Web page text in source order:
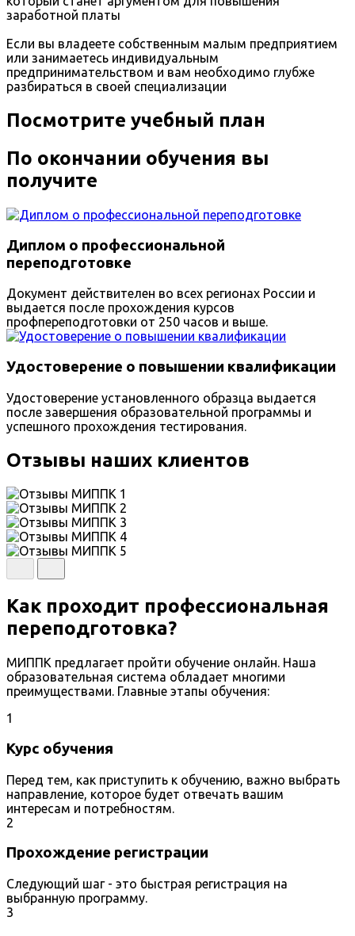
заработной платы
Если вы владеете собственным малым предприятием
или занимаетесь индивидуальным
предпринимательством и вам необходимо глубже
разбираться в своей специализации
Посмотрите учебный план
По окончании обучения вы
получите
Диплом о профессиональной
переподготовке
Документ действителен во всех регионах России и
выдается после прохождения курсов
профпереподготовки от 250 часов и выше.
Удостоверение о повышении квалификации
Удостоверение установленного образца выдается
после завершения образовательной программы и
успешного прохождения тестирования.
Отзывы наших клиентов
Как проходит профессиональная
переподготовка?
МИППК предлагает пройти обучение онлайн. Наша
образовательная система обладает многими
преимуществами. Главные этапы обучения:
1
Курс обучения
Перед тем, как приступить к обучению, важно выбрать
направление, которое будет отвечать вашим
интересам и потребностям.
2
Прохождение регистрации
Следующий шаг - это быстрая регистрация на
выбранную программу.
3